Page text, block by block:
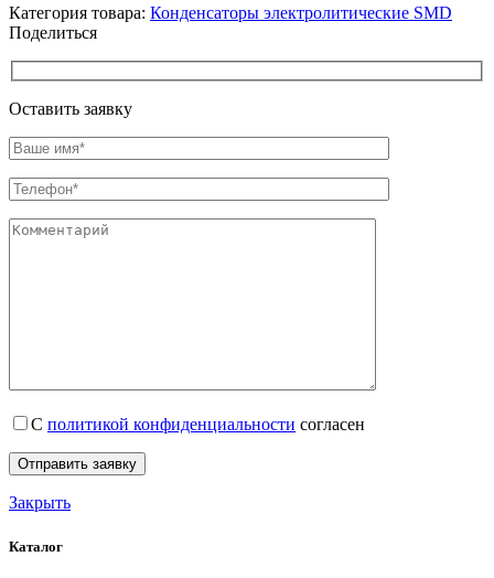
Категория товара: Конденсаторы электролитические SMD
Поделиться
Оставить заявку
С политикой конфиденциальности согласен
Закрыть
Каталог